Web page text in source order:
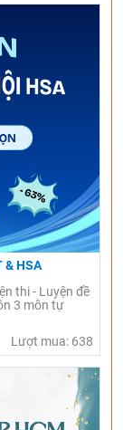
& HSA
thi - Luyện đề
3 môn tự
Lượt mua: 638